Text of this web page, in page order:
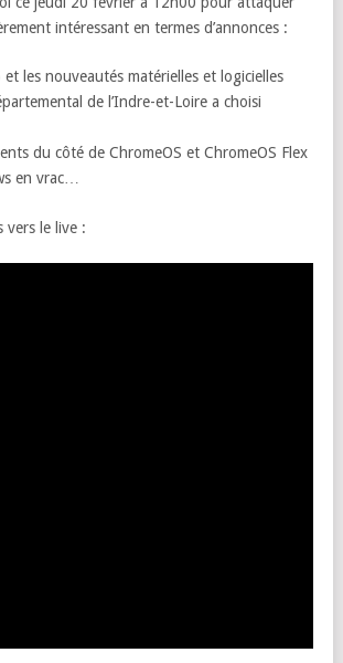
intéressant en termes d’annonces :
les nouveautés matérielles et logicielles
de l’Indre-et-Loire a choisi
du côté de ChromeOS et ChromeOS Flex
en vrac…
vers le live :